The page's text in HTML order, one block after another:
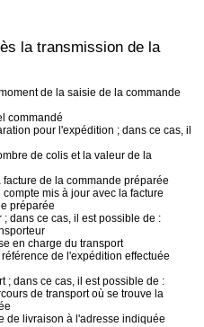
la transmission de la
de la saisie de la commande
commandé
pour l'expédition ; dans ce cas, il
de colis et la valeur de la
de la commande préparée
mis à jour avec la facture
préparée
dans ce cas, il est possible de :
en charge du transport
de l'expédition effectuée
; dans ce cas, il est possible de :
de transport où se trouve la
de livraison à l'adresse indiquée